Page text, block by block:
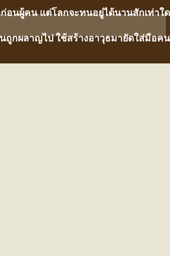
นผู้คน แต่โลกจะทนอยู่ได้นานสักเท่าใด
ถูกผลาญไป ใช้สร้างอาวุธมายัดใส่มือคน